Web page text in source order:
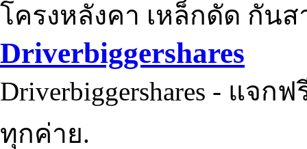
โครงหลังคา เหล็กดัด กัน
Driverbiggershares
Driverbiggershares - แจก
ทุกค่าย.